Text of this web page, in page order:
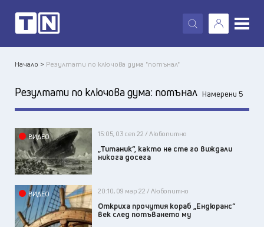
X
Начало > Резултати по ключова дума "потънал"
Резултати по ключова дума: потънал Намерени 5
ВИДЕО 15:05, 03 сеп 22 / Любопитно
„Титаник“, както не сте го виждали
никога досега
ВИДЕО 20:10, 09 мар 22 / Любопитно
Откриха прочутия кораб „Ендюранс“
век след потъването му